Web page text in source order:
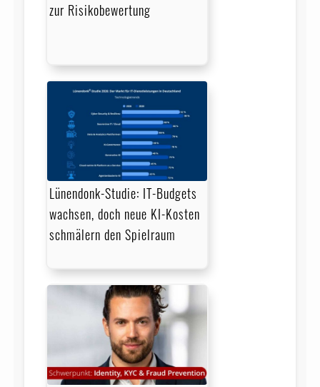
zur Risikobewertung
Lünendonk-Studie: IT-Budgets
wachsen, doch neue KI-Kosten
schmälern den Spielraum